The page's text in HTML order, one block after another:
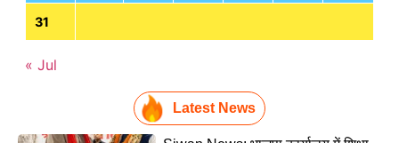
31
« Jul
Latest News